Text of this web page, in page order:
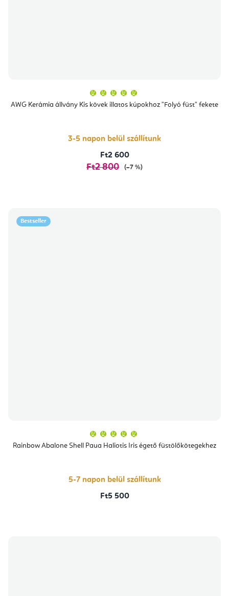
AWG Kerámia állvány Kis kövek illatos kúpokhoz "Folyó füst" fekete
átlagos
értékelése
csillag.
3-5 napon belül szállítunk
Ft2 600
Ft2 800 (–7 %)
Bestseller
Rainbow Abalone Shell Paua Haliotis Iris égető füstölőkötegekhez
átlagos
értékelése
csillag.
5-7 napon belül szállítunk
Ft5 500